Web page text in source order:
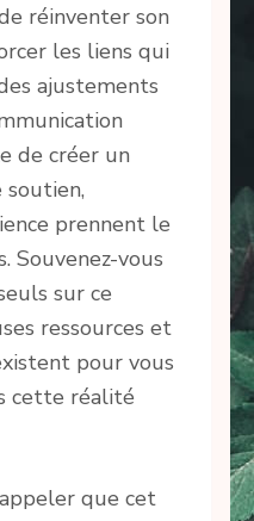
réinventer son
les liens qui
ajustements
de créer un
prennent le
Souvenez-vous
sur ce
ressources et
pour vous
cette réalité
que cet